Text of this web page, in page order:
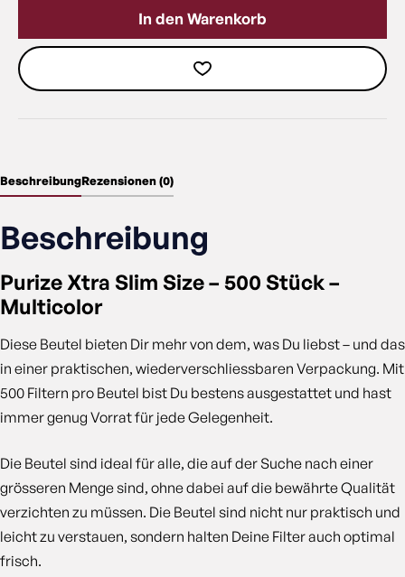
In den Warenkorb
BeschreibungRezensionen (0)
Beschreibung
Purize Xtra Slim Size – 500 Stück –
Multicolor
Diese Beutel bieten Dir mehr von dem, was Du liebst – und das
in einer praktischen, wiederverschliessbaren Verpackung. Mit
500 Filtern pro Beutel bist Du bestens ausgestattet und hast
immer genug Vorrat für jede Gelegenheit.
Die Beutel sind ideal für alle, die auf der Suche nach einer
grösseren Menge sind, ohne dabei auf die bewährte Qualität
verzichten zu müssen. Die Beutel sind nicht nur praktisch und
leicht zu verstauen, sondern halten Deine Filter auch optimal
frisch.